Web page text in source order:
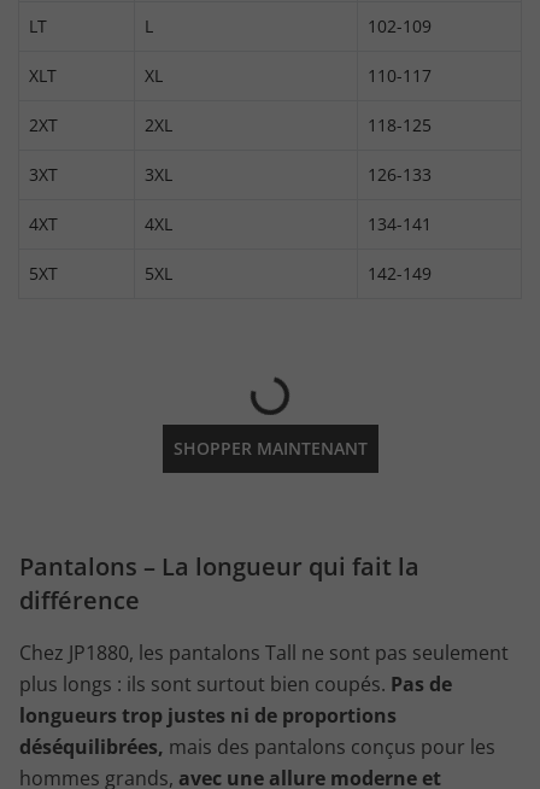
LT L 102-109
XLT XL 110-117
2XT 2XL 118-125
3XT 3XL 126-133
4XT 4XL 134-141
5XT 5XL 142-149
SHOPPER MAINTENANT
Pantalons – La longueur qui fait la
différence
Chez JP1880, les pantalons Tall ne sont pas seulement
plus longs : ils sont surtout bien coupés. Pas de
longueurs trop justes ni de proportions
déséquilibrées, mais des pantalons conçus pour les
hommes grands, avec une allure moderne et